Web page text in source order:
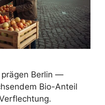
prägen Berlin —
Bio-Anteil